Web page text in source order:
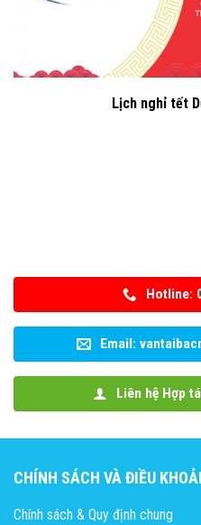
Lịch nghỉ tết
Hotline:
Email:
Liên hệ Hợp
CHÍNH SÁCH VÀ ĐIỀU
Chính sách & Quy định chung